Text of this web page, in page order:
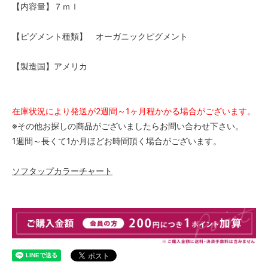
【内容量】７ｍｌ
【ピグメント種類】 オーガニックピグメント
【製造国】アメリカ
在庫状況により発送が2週間～1ヶ月程かかる場合がございます。
※その他お探しの商品がございましたらお問い合わせ下さい。
1週間～長くて1か月ほどお時間頂く場合がございます。
ソフタップカラーチャート